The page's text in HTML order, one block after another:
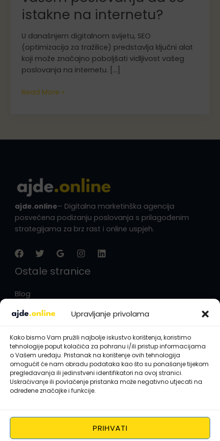
Upravljanje privolama
Kako bismo Vam pružili najbolje iskustvo korištenja, koristimo
tehnologije poput kolačića za pohranu i/ili pristup informacijama
o Vašem uređaju. Pristanak na korištenje ovih tehnologija
omogućit će nam obradu podataka kao što su ponašanje tijekom
pregledavanja ili jedinstveni identifikatori na ovoj stranici.
Uskraćivanje ili povlačenje pristanka može negativno utjecati na
određene značajke i funkcije.
PRIHVATI
istakne na internetu?
U današnjem digitalnom svijetu, SEO
(optimizacija za tražilice) predstavlja ključni alat
koji može značajno poboljšati vidljivost vašeg
poslovanja na internetu. […]
Kako
istakne
na
internetu?
Read More »
ajde.online– Digitalna marketinška agencija
posvećena podizanju poslovanja s prilagođenim
strategijama za brz rast i online uspjeh.
Ostale stranice
Blog
Politika privatnosti
Politika kolačića
Kontaktirajte nas
10408 Velika Mlaka, Hrvatska
hello@ajde.online​